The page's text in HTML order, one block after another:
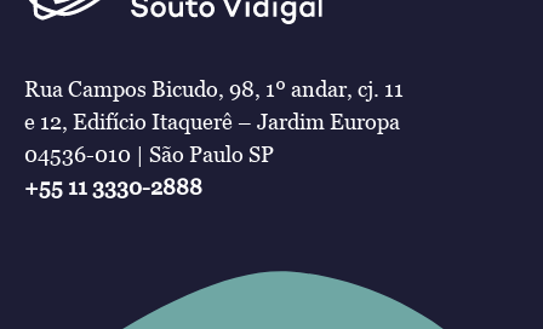
Rua Campos Bicudo, 98, 1º andar, cj. 11
e 12, Edifício Itaquerê – Jardim Europa
04536-010 | São Paulo SP
+55 11 3330-2888